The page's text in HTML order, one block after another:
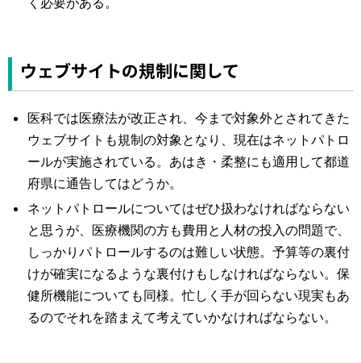
ウェブサイトの規制に関して
医科では医療法が改正され、今まで対象外とされてきた
ウェブサイトも規制の対象となり、現在はネットパトロ
ールが実施されている。あはき・柔整にも適用して都道
府県に通告してはどうか。
ネットパトロールについてはぜひ扱わなければならない
と思うが、医療機関の方も費用と人材の投入の問題で、
しっかりパトロールするのは難しい状態。予算等の裏付
けが確実になるような裏付けもしなければならない。保
健所機能についても同様。忙しく手が回らない現実もあ
るのでそれを踏まえて考えていかなければならない。